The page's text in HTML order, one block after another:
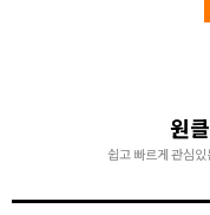
원
쉽고 빠르게 관심